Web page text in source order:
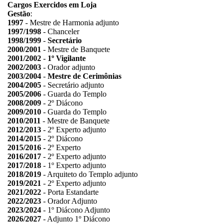
Cargos Exercidos em Loja
Gestão:
1997 - Mestre de Harmonia adjunto
1997/1998 - Chanceler
1998/1999 - Secretário
2000/2001 - Mestre de Banquete
2001/2002 - 1º Vigilante
2002/2003 - Orador adjunto
2003/2004 - Mestre de Cerimônias
2004/2005 - Secretário adjunto
2005/2006 - Guarda do Templo
2008/2009 - 2º Diácono
2009/2010 - Guarda do Templo
2010/2011 - Mestre de Banquete
2012/2013 - 2º Experto adjunto
2014/2015 - 2º Diácono
2015/2016 - 2º Experto
2016/2017 - 2º Experto adjunto
2017/2018 - 1º Experto adjunto
2018/2019 - Arquiteto do Templo adjunto
2019/2021 - 2º Experto adjunto
2021/2022 - Porta Estandarte
2022/2023 - Orador Adjunto
2023/2024 - 1º Diácono Adjunto
2026/2027 - Adjunto 1º Diácono